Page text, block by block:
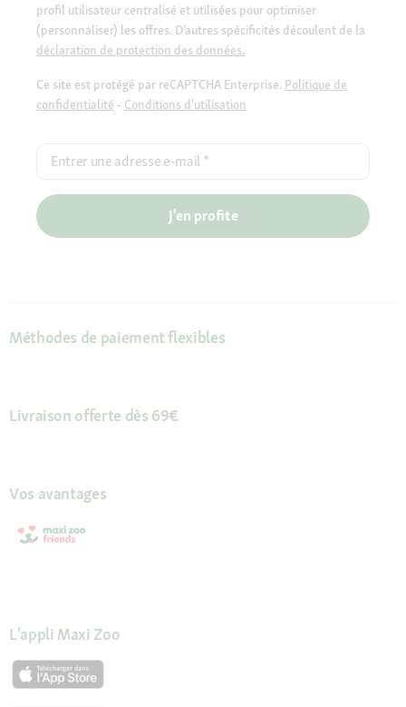
profil utilisateur centralisé et utilisées pour optimiser
(personnaliser) les offres. D’autres spécificités découlent de la
déclaration de protection des données.
Ce site est protégé par reCAPTCHA Enterprise. Politique de
confidentialité - Conditions d'utilisation
Entrer une adresse e-mail *
J'en profite
Méthodes de paiement flexibles
Livraison offerte dès 69€
Vos avantages
L'appli Maxi Zoo